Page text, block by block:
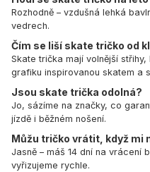
Rozhodně – vzdušná lehká
vedrech.
Čím se liší skate tričko od
Skate trička mají volnější
grafiku inspirovanou skatem a
Jsou skate trička odolná?
Jo, sázíme na značky, co
jízdě i běžném nošení.
Můžu tričko vrátit, když mi
Jasně – máš 14 dní na vrácení
vyřizujeme rychle.